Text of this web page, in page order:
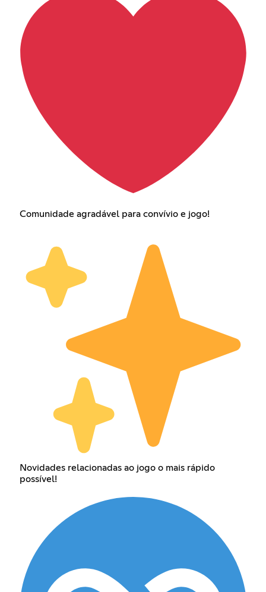
Comunidade agradável para convívio e jogo!
Novidades relacionadas ao jogo o mais rápido
possível!